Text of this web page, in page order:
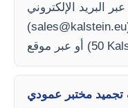
البريد الإلكتروني
(sales@kalstein.eu26
مختبر عمودي